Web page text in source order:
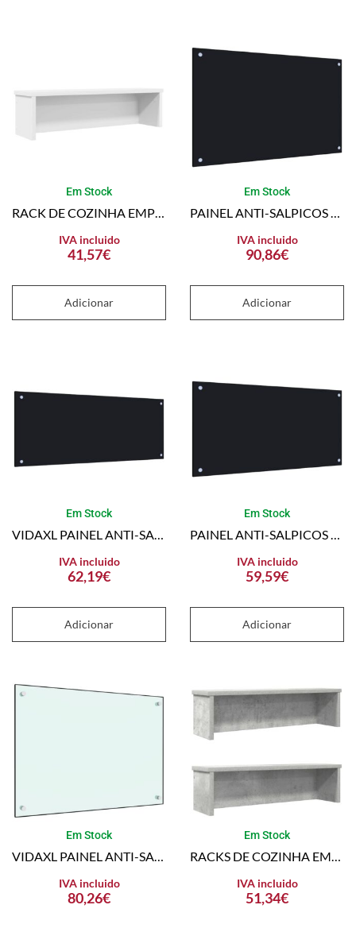
Em Stock
41,57€
IVA incluido
Adicionar
Em Stock
90,86€
IVA incluido
Adicionar
Em Stock
62,19€
IVA incluido
Adicionar
Em Stock
59,59€
IVA incluido
Adicionar
Em Stock
80,26€
IVA incluido
Em Stock
51,34€
IVA incluido